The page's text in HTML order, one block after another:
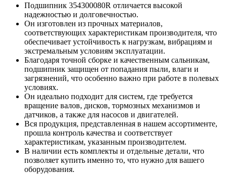
Подшипник 354300080R отличается высокой
надежностью и долговечностью.
Он изготовлен из прочных материалов,
соответствующих характеристикам производителя, что
обеспечивает устойчивость к нагрузкам, вибрациям и
экстремальным условиям эксплуатации.
Благодаря точной сборке и качественным сальникам,
подшипник защищен от попадания пыли, влаги и
загрязнений, что особенно важно при работе в полевых
условиях.
Он идеально подходит для систем, где требуется
вращение валов, дисков, тормозных механизмов и
датчиков, а также для насосов и двигателей.
Вся продукция, представленная в нашем ассортименте,
прошла контроль качества и соответствует
характеристикам, указанным производителем.
В наличии есть комплекты и отдельные детали, что
позволяет купить именно то, что нужно для вашего
оборудования.